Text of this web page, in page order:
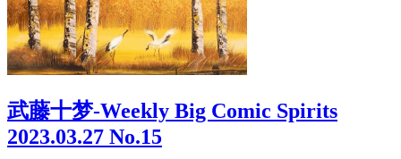
武藤十梦-Weekly Big Comic Spirits
2023.03.27 No.15